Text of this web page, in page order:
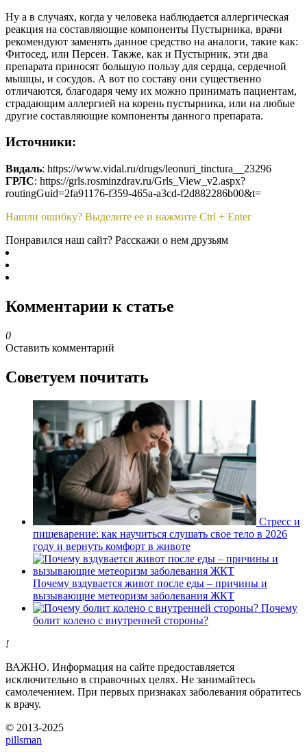
Ну а в случаях, когда у человека наблюдается аллергическая
реакция на составляющие компоненты Пустырника, врачи
рекомендуют заменять данное средство на аналоги, такие как:
Фитосед, или Персен. Также, как и Пустырник, эти два
препарата приносят большую пользу для сердца, сердечной
мышцы, и сосудов. А вот по составу они существенно
отличаются, благодаря чему их можно принимать пациентам,
страдающим аллергией на корень пустырника, или на любые
другие составляющие компоненты данного препарата.
Источники:
Видаль: https://www.vidal.ru/drugs/leonuri_tinctura__23296
ГРЛС: https://grls.rosminzdrav.ru/Grls_View_v2.aspx?
routingGuid=2fa91176-f359-465a-a3cd-f2d882286b00&t=
Нашли ошибку? Выделите ее и нажмите Ctrl + Enter
Понравился наш сайт? Расскажи о нем друзьям
Комментарии к статье
0
Оставить комментарий
Советуем почитать
Стресс и
пищеварение: как научиться слушать свое тело в 2026
году и вернуть комфорт в животе
Почему вздувается живот после еды – причины и
вызывающие метеоризм заболевания ЖКТ
Почему
болит колено с внутренней стороны?
!
ВАЖНО. Информация на сайте предоставляется
исключительно в справочных целях. Не занимайтесь
самолечением. При первых признаках заболевания обратитесь
к врачу.
© 2013-2025
pillsman